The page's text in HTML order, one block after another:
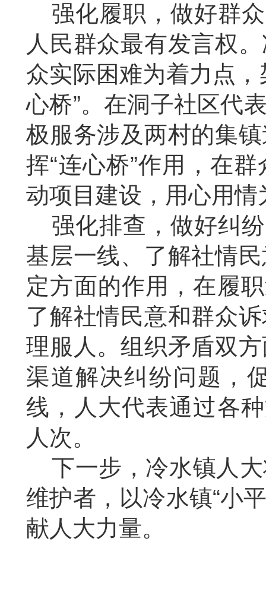
强化履职，做好群
人民群众最有发言权
众实际困难为着力点
心桥”。在洞子社区代
极服务涉及两村的集
挥“连心桥”作用，在
动项目建设，用心用
强化排查，做好纠
基层一线、了解社情
定方面的作用，在履
了解社情民意和群众
理服人。组织矛盾双
渠道解决纠纷问题，
线，人大代表通过各
人次。
下一步，冷水镇人
维护者，以冷水镇“小
献人大力量。